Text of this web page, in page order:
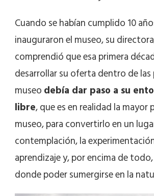
Cuando se habían cumplido 10
inauguraron el museo, su
comprendió que esa primera
desarrollar su oferta dentro de las
museodebía dar paso a su
libre, que es en realidad la mayor
museo, para convertirlo en un
contemplación, la
aprendizaje y, por encima de
donde poder sumergirse en la